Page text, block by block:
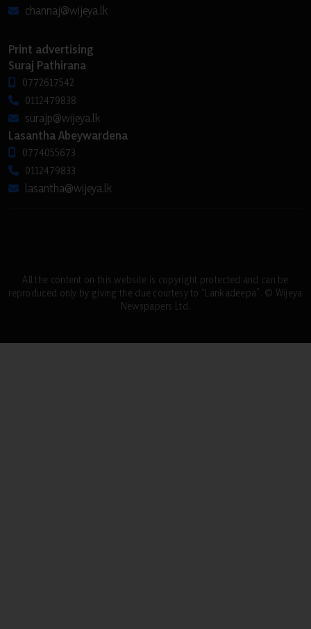
channaj@wijeya.lk
Print advertising
Suraj Pathirana
0772617542
0112479838
surajp@wijeya.lk
Lasantha Abeywardena
0774055673
0112479833
lasantha@wijeya.lk
All the content on this website is copyright protected and can be
reproduced only by giving the due courtesy to “Lankadeepa”. © Wijeya
Newspapers Ltd.